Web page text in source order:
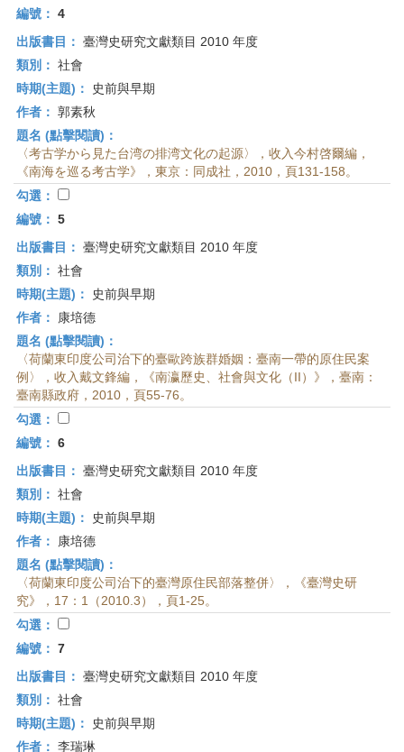
編號： 4
出版書目： 臺灣史研究文獻類目 2010 年度
類別： 社會
時期(主題)：
史前與早期
作者： 郭素秋
題名 (點擊閱讀)：
〈考古学から見た台湾の排湾文化の起源〉，收入今村啓爾編，
《南海を巡る考古学》，東京：同成社，2010，頁131-158。
勾選：
編號： 5
出版書目： 臺灣史研究文獻類目 2010 年度
類別： 社會
時期(主題)：
史前與早期
作者：
康培德
題名 (點擊閱讀)：
〈荷蘭東印度公司治下的臺歐跨族群婚姻：臺南一帶的原住民案
例〉，收入戴文鋒編，《南瀛歷史、社會與文化（II）》，臺南：
臺南縣政府，2010，頁55-76。
勾選：
編號： 6
出版書目： 臺灣史研究文獻類目 2010 年度
類別： 社會
時期(主題)：
史前與早期
作者：
康培德
題名 (點擊閱讀)：
〈荷蘭東印度公司治下的臺灣原住民部落整併〉，《臺灣史研
究》，17：1（2010.3），頁1-25。
勾選：
編號： 7
出版書目： 臺灣史研究文獻類目 2010 年度
類別： 社會
時期(主題)：
史前與早期
作者： 李瑞琳